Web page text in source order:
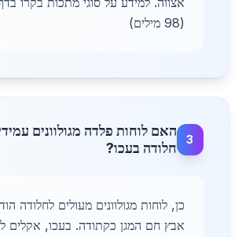
(98 מילים)
3
האם לוחות פלדה מגולוונים
חלודה בעכו?
כן, לוחות מגולוונים מעולים לחלודה
אבץ חם המגן כקתודה. בעכו, אקלים